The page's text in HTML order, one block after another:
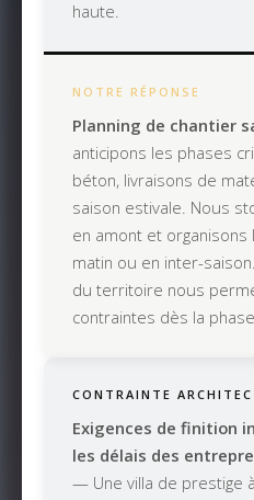
haute.
NOTRE RÉPONSE
Planning de chantier
anticipons les phases
béton, livraisons de
saison estivale. Nous
en amont et
matin ou en inter-
du territoire nous
contraintes dès la
CONTRAINTE
Exigences de finition
les délais des
— Une villa de prestige